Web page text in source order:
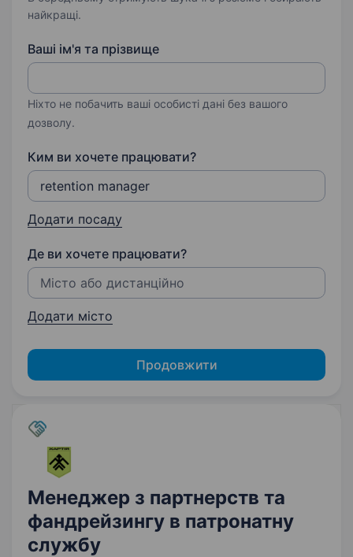
найкращі.
Ваші ім'я та прізвище
Ніхто не побачить ваші особисті дані без вашого
дозволу.
Ким ви хочете працювати?
Додати посаду
Де ви хочете працювати?
Додати місто
Продовжити
Менеджер з партнерств та
фандрейзингу в патронатну
службу